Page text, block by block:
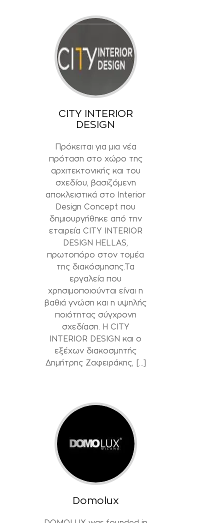
CITY INTERIOR
DESIGN
Πρόκειται για μια νέα
πρόταση στο χώρο της
αρχιτεκτονικής και του
σχεδίου, βασιζόμενη
αποκλειστικά στο Interior
Design Concept που
δημιουργήθηκε από την
εταιρεία CITY INTERIOR
DESIGN HELLAS,
πρωτοπόρο στον τομέα
της διακόσμησης.Τα
εργαλεία που
χρησιμοποιούνται είναι η
βαθιά γνώση και η υψηλής
ποιότητας σύγχρονη
σχεδίαση. Η CITY
INTERIOR DESIGN και ο
εξέχων διακοσμητής
Δημήτρης Ζαφειράκης, […]
Domolux